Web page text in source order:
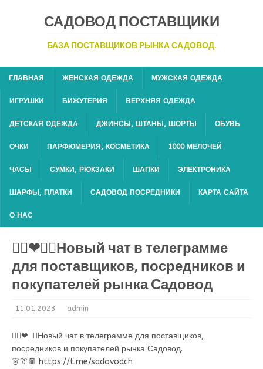
САДОВОД ПОСТАВЩИКИ
БАЗА ПОСТАВЩИКОВ РЫНКА САДОВОД.
ГЛАВНАЯ ЖЕНСКАЯ ОДЕЖДА МУЖСКАЯ ОДЕЖДА
ИГРУШКИ БИЖУТЕРИЯ ВЕРХНЯЯ ОДЕЖДА
ДЕТСКАЯ ОДЕЖДА ДЖИНСЫ, ШТАНЫ, ШОРТЫ ОБУВЬ
ОЧКИ ПАРФЮМЕРИЯ, КОСМЕТИКА 1000 МЕЛОЧЕЙ
ЧАСЫ СУМКИ, РЮКЗАКИ ШАПКИ ЭЛЕКТРОНИКА
ШАРФЫ, ПЛАТКИ САДОВОД ПОСРЕДНИКИ КАРТА САЙТА
О НАС
👍🏻❤👍🏻Новый чат в телеграмме
для поставщиков, посредников и
покупателей рынка Садовод
11.01.2023 admin
👍🏻❤👍🏻Новый чат в телеграмме для поставщиков,
посредников и покупателей рынка Садовод.
👗👔👖 https://t.me/sadovodch